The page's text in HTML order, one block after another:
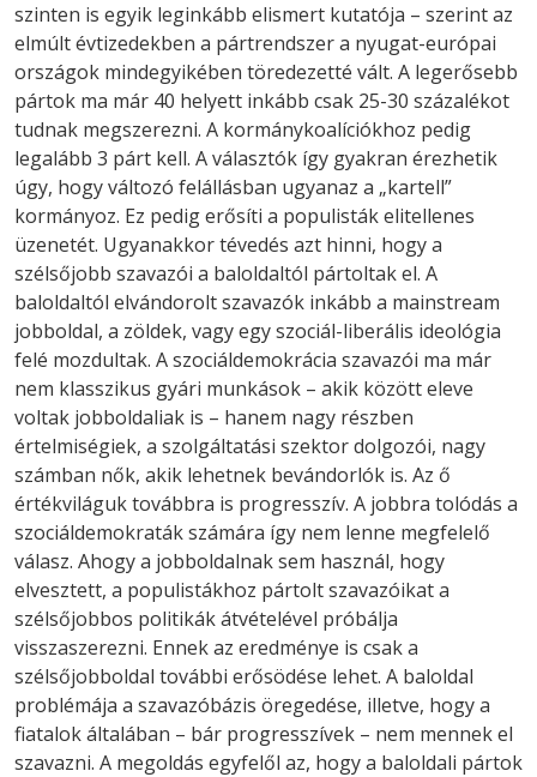
szinten is egyik leginkább elismert kutatója – szerint az
elmúlt évtizedekben a pártrendszer a nyugat-európai
országok mindegyikében töredezetté vált. A legerősebb
pártok ma már 40 helyett inkább csak 25-30 százalékot
tudnak megszerezni. A kormánykoalíciókhoz pedig
legalább 3 párt kell. A választók így gyakran érezhetik
úgy, hogy változó felállásban ugyanaz a „kartell”
kormányoz. Ez pedig erősíti a populisták elitellenes
üzenetét. Ugyanakkor tévedés azt hinni, hogy a
szélsőjobb szavazói a baloldaltól pártoltak el. A
baloldaltól elvándorolt szavazók inkább a mainstream
jobboldal, a zöldek, vagy egy szociál-liberális ideológia
felé mozdultak. A szociáldemokrácia szavazói ma már
nem klasszikus gyári munkások – akik között eleve
voltak jobboldaliak is – hanem nagy részben
értelmiségiek, a szolgáltatási szektor dolgozói, nagy
számban nők, akik lehetnek bevándorlók is. Az ő
értékviláguk továbbra is progresszív. A jobbra tolódás a
szociáldemokraták számára így nem lenne megfelelő
válasz. Ahogy a jobboldalnak sem használ, hogy
elvesztett, a populistákhoz pártolt szavazóikat a
szélsőjobbos politikák átvételével próbálja
visszaszerezni. Ennek az eredménye is csak a
szélsőjobboldal további erősödése lehet. A baloldal
problémája a szavazóbázis öregedése, illetve, hogy a
fiatalok általában – bár progresszívek – nem mennek el
szavazni. A megoldás egyfelől az, hogy a baloldali pártok